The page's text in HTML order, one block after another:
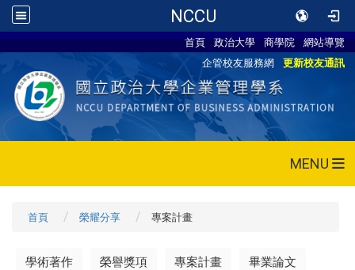
NCCU
首頁 政治大學 商學院
網站導覽
企管校友服務網
更新校友通訊
MENU
首頁 榮耀分享 專案計畫
學術著作 榮譽獎項 專案計畫 畢業論文